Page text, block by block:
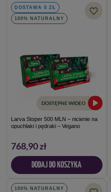
DOSTAWA 0 ZŁ
100% NATURALNY
DOSTĘPNE WIDEO
Larva Stoper 500 MLN – nicienie na
opuchlaki i pędraki – Vegano
768,90 zł
DODAJ DO KOSZYKA
100% NATURALNY